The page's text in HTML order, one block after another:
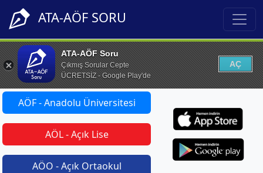
ATA-AÖF SORU
ATA-AÖF Soru
Çıkmış Sorular Cepte
ÜCRETSİZ - Google Play'de
AÇ
AÖF - Anadolu Üniversitesi
AÖL - Açık Lise
AÖO - Açık Ortaokul